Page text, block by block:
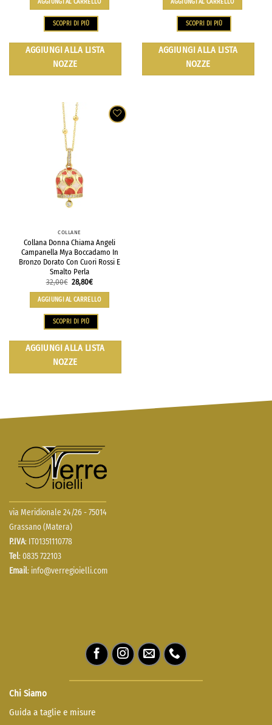
SCOPRI DI PIÙ
AGGIUNGI ALLA LISTA
NOZZE
SCOPRI DI PIÙ
AGGIUNGI ALLA LISTA
NOZZE
COLLANE
Collana Donna Chiama Angeli
Campanella Mya Boccadamo In
Bronzo Dorato Con Cuori Rossi E
Smalto Perla
32,00€ 28,80€
AGGIUNGI AL CARRELLO
SCOPRI DI PIÙ
AGGIUNGI ALLA LISTA
NOZZE
via Meridionale 24/26 - 75014
Grassano (Matera)
P.IVA: IT01351110778
Tel: 0835 722103
Email: info@verregioielli.com
Chi Siamo
Guida a taglie e misure